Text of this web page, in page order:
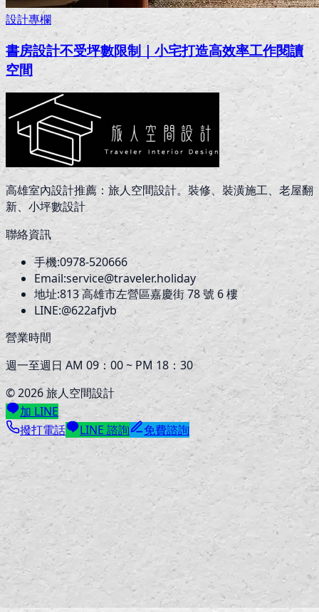
設計專欄
書房設計不受坪數限制｜小宅打造高效率工作閱讀
空間
高雄室內設計推薦：旅人空間設計。裝修、裝潢施工、老屋翻
新、小坪數設計
聯絡資訊
手機:0978-520666
Email:service@traveler.holiday
地址:813高雄市左營區嘉慶街 78 號 6 樓
LINE:@622afjvb
營業時間
週一至週日 AM 09：00 ~ PM 18：30
©2026旅人空間設計
加 LINE
撥打電話
LINE 諮詢 免費諮詢